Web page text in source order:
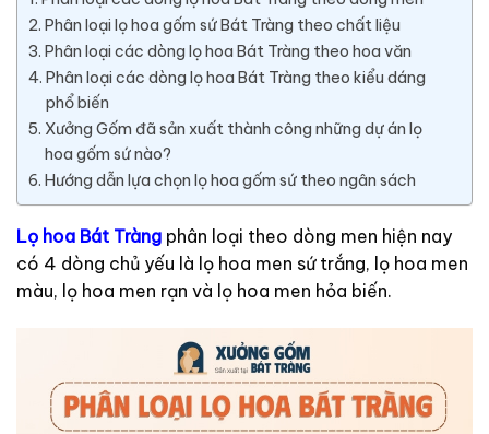
Phân loại lọ hoa gốm sứ Bát Tràng theo chất liệu
Phân loại các dòng lọ hoa Bát Tràng theo hoa văn
Phân loại các dòng lọ hoa Bát Tràng theo kiểu dáng
phổ biến
Xưởng Gốm đã sản xuất thành công những dự án lọ
hoa gốm sứ nào?
Hướng dẫn lựa chọn lọ hoa gốm sứ theo ngân sách
Lọ hoa Bát Tràng phân loại theo dòng men hiện nay
có 4 dòng chủ yếu là lọ hoa men sứ trắng, lọ hoa men
màu, lọ hoa men rạn và lọ hoa men hỏa biến.